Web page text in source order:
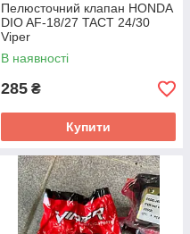
Пелюсточний клапан HONDA
DIO AF-18/27 TACT 24/30
Viper
В наявності
285 ₴
Купити